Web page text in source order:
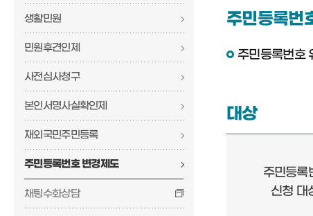
생활민원
민원후견인제
사전심사청구
본인서명사실확인제
재외국민주민등록
주민등록번호 변경제도
채팅수화상담
주민등록번
주민등록번호
대상
주민등록
신청 대